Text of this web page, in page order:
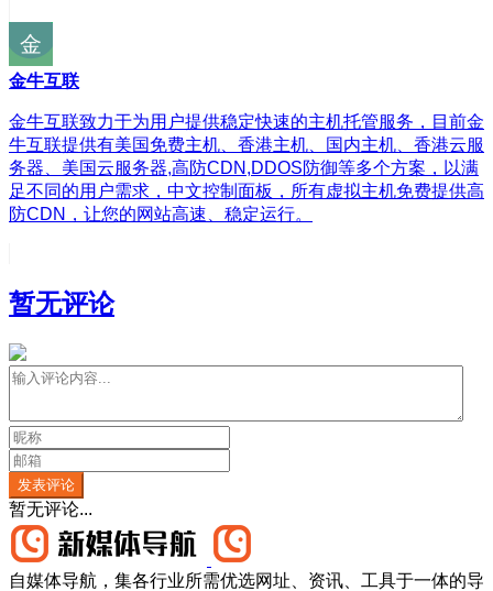
金牛互联
金牛互联致力于为用户提供稳定快速的主机托管服务，目前金
牛互联提供有美国免费主机、香港主机、国内主机、香港云服
务器、美国云服务器,高防CDN,DDOS防御等多个方案，以满
足不同的用户需求，中文控制面板，所有虚拟主机免费提供高
防CDN，让您的网站高速、稳定运行。
暂无评论
发表评论
暂无评论...
自媒体导航，集各行业所需优选网址、资讯、工具于一体的导